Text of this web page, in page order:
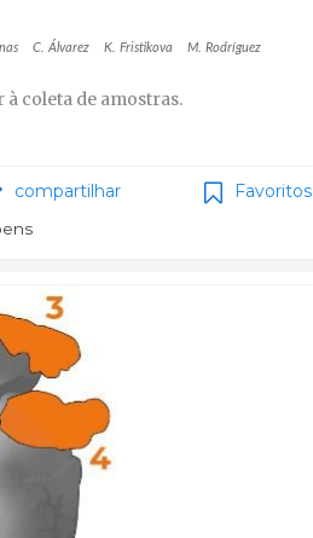
C. Álvarez K. Fristikova
M. Rodríguez
coleta de amostras.
compartilhar Favoritos